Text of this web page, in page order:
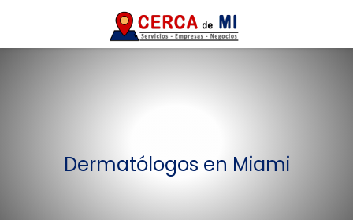
Dermatólogos en Miami